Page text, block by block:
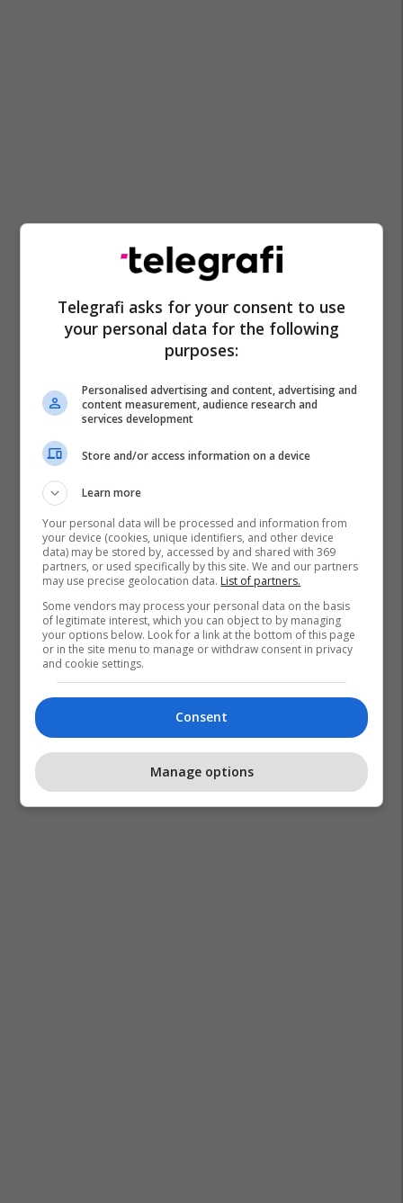
Telegrafi asks for your consent to use
your personal data for the following
purposes:
Personalised advertising and content, advertising and
content measurement, audience research and
services development
Store and/or access information on a device
Learn more
Your personal data will be processed and information from
your device (cookies, unique identifiers, and other device
data) may be stored by, accessed by and shared with 369
partners, or used specifically by this site. We and our partners
may use precise geolocation data. List of partners.
Some vendors may process your personal data on the basis
of legitimate interest, which you can object to by managing
your options below. Look for a link at the bottom of this page
or in the site menu to manage or withdraw consent in privacy
and cookie settings.
Consent
Manage options